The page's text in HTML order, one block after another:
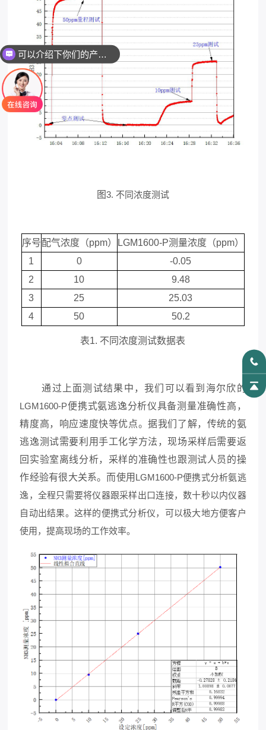
图3. 不同浓度测试
序号配气浓度（ppm） LGM1600-P测量浓度（ppm）
1
0
-0.05
2
10
9.48
3
25
25.03
4
50 50.2
表1. 不同浓度测试数据表
通过上面测试结果中，我们可以看到海尔欣的
LGM1600-P便携式氨逃逸分析仪具备测量准确性高，
精度高，响应速度快等优点。据我们了解，传统的氨
逃逸测试需要利用手工化学方法，现场采样后需要返
回实验室离线分析，采样的准确性也跟测试人员的操
作经验有很大关系。而使用 LGM1600-P便携式分析氨逃
逸，全程只需要将仪器跟采样出口连接，数十秒以内仪器
自动出结果。这样的便携式分析仪，可以极大地方便客户
使用，提高现场的工作效率。